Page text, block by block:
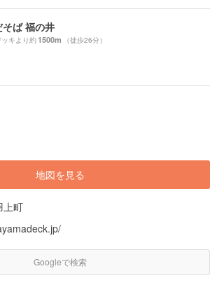
ば 福の井
キより約1500m （徒歩26分）
地図を見る
上町
Googleで検索